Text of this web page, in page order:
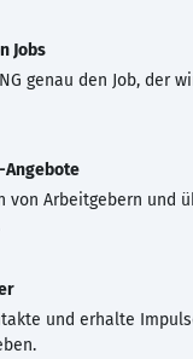
Jobs
genau den Job, der
Angebote
von Arbeitgebern und
und erhalte